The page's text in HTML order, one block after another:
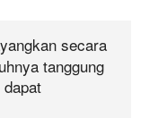
secara
tanggung